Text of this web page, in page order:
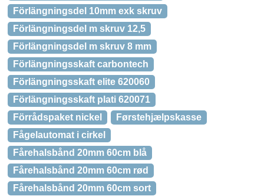
Förlängningsdel 10mm exk skruv
Förlängningsdel m skruv 12,5
Förlängningsdel m skruv 8 mm
Förlängningsskaft carbontech
Förlängningsskaft elite 620060
Förlängningsskaft plati 620071
Förrådspaket nickel
Førstehjælpskasse
Fågelautomat i cirkel
Fårehalsbånd 20mm 60cm blå
Fårehalsbånd 20mm 60cm rød
Fårehalsbånd 20mm 60cm sort